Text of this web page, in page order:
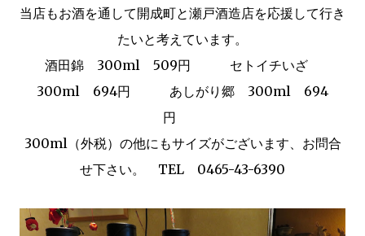
当店もお酒を通して開成町と瀬戸酒造店を応援して行き
たいと考えています。
酒田錦 300ml 509円 セトイチいざ
300ml 694円 あしがり郷 300ml 694
円
300ml（外税）の他にもサイズがございます、お問合
せ下さい。 TEL 0465-43-6390